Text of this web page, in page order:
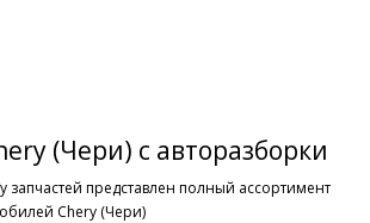
(Чери) с авторазборки
запчастей представлен полный ассортимент
Chery (Чери)